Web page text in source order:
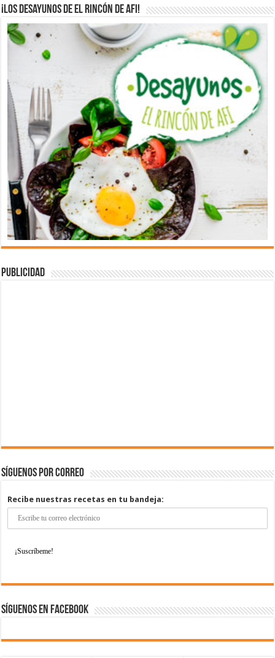
¡Los desayunos de El Rincón de Afi!
Publicidad
Síguenos por correo
Recibe nuestras recetas en tu bandeja:
Síguenos en Facebook